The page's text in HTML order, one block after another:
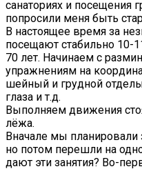
санаториях и
попросили меня быть
В настоящее время за
посещают стабильно 10-
70 лет. Начинаем с
упражнениям на
шейный и грудной
глаза и т.д.
Выполняем движения
лёжа.
Вначале мы планировали
но потом перешли на
дают эти занятия? Во-